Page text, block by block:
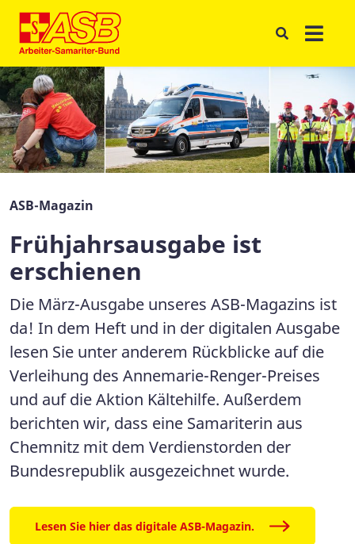
ASB-Magazin
Frühjahrsausgabe ist
erschienen
Die März-Ausgabe unseres ASB-Magazins ist
da! In dem Heft und in der digitalen Ausgabe
lesen Sie unter anderem Rückblicke auf die
Verleihung des Annemarie-Renger-Preises
und auf die Aktion Kältehilfe. Außerdem
berichten wir, dass eine Samariterin aus
Chemnitz mit dem Verdienstorden der
Bundesrepublik ausgezeichnet wurde.
Lesen Sie hier das digitale ASB-Magazin.